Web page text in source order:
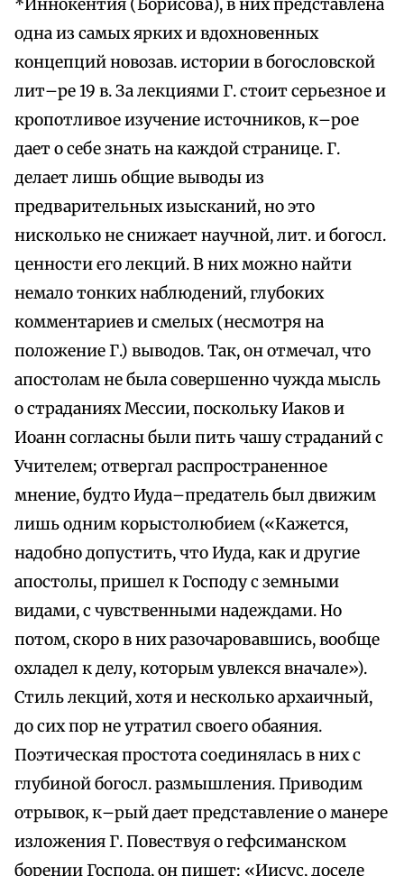
*Иннокентия (Борисова), в них представлена
одна из самых ярких и вдохновенных
концепций новозав. истории в богословской
лит–ре 19 в. За лекциями Г. стоит серьезное и
кропотливое изучение источников, к–рое
дает о себе знать на каждой странице. Г.
делает лишь общие выводы из
предварительных изысканий, но это
нисколько не снижает научной, лит. и богосл.
ценности его лекций. В них можно найти
немало тонких наблюдений, глубоких
комментариев и смелых (несмотря на
положение Г.) выводов. Так, он отмечал, что
апостолам не была совершенно чужда мысль
о страданиях Мессии, поскольку Иаков и
Иоанн согласны были пить чашу страданий с
Учителем; отвергал распространенное
мнение, будто Иуда–предатель был движим
лишь одним корыстолюбием («Кажется,
надобно допустить, что Иуда, как и другие
апостолы, пришел к Господу с земными
видами, с чувственными надеждами. Но
потом, скоро в них разочаровавшись, вообще
охладел к делу, которым увлекся вначале»).
Стиль лекций, хотя и несколько архаичный,
до сих пор не утратил своего обаяния.
Поэтическая простота соединялась в них с
глубиной богосл. размышления. Приводим
отрывок, к–рый дает представление о манере
изложения Г. Повествуя о гефсиманском
борении Господа, он пишет: «Иисус, доселе